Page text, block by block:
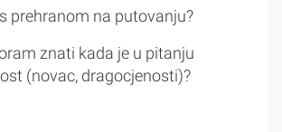
prehranom na putovanju?
znati kada je u pitanju
(novac, dragocjenosti)?